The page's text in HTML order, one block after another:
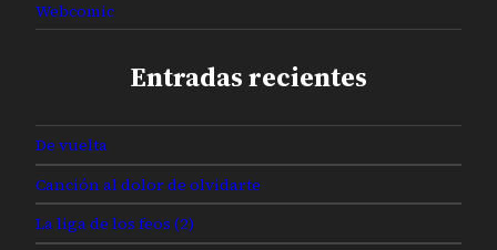
Webcomic
Entradas recientes
De vuelta
Canción al dolor de olvidarte
La liga de los feos (2)